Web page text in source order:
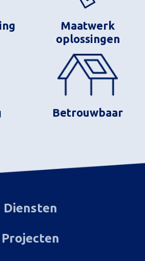
Maatwerk
oplossingen
Betrouwbaar
Diensten
Projecten